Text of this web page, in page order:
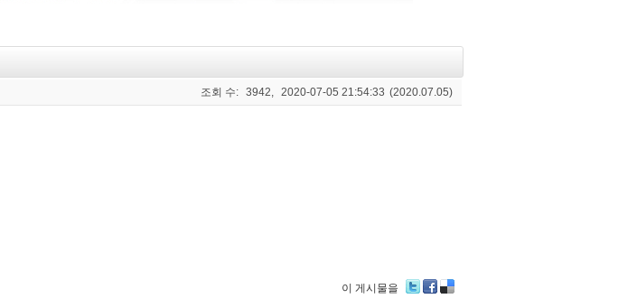
조회 수: 3942, 2020-07-05 21:54:33 (2020.07.05)
이 게시물을